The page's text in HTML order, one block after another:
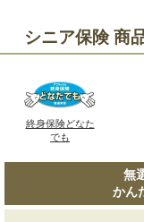
シニア保険 商
終身保険どなた
でも
無
かん